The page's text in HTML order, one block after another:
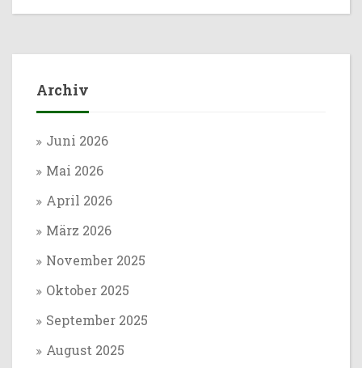
Archiv
Juni 2026
Mai 2026
April 2026
März 2026
November 2025
Oktober 2025
September 2025
August 2025